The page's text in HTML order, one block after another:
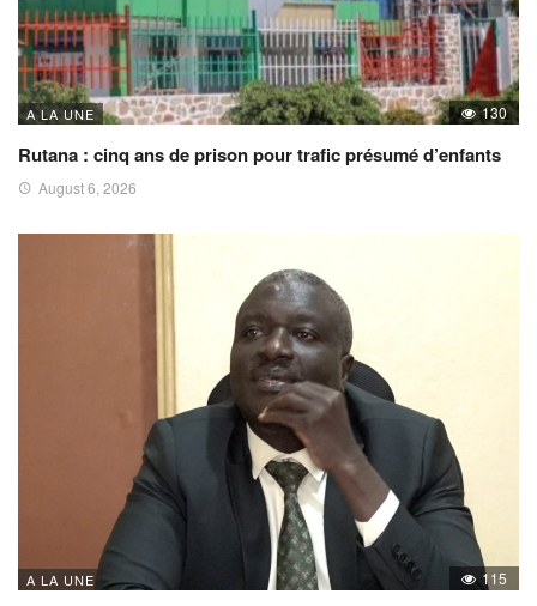
A LA UNE 130
Rutana : cinq ans de prison pour trafic présumé d’enfants
August 6, 2026
A LA UNE 115